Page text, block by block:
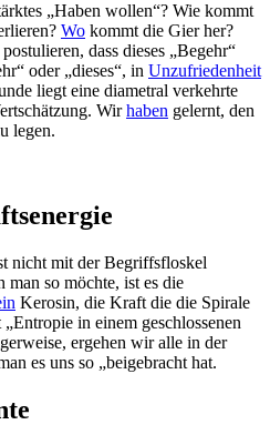
„Haben wollen“? Wie kommt
Wo kommt die Gier her?
dass dieses „Begehr“
oder „dieses“, in Unzufriedenheit
liegt eine diametral verkehrte
Wirhaben gelernt, den
legen.
nicht mit der Begriffsfloskel
man so möchte, ist es die
Kerosin, die Kraft die die Spirale
in einem geschlossenen
ergehen wir alle in der
es uns so „beigebracht hat.